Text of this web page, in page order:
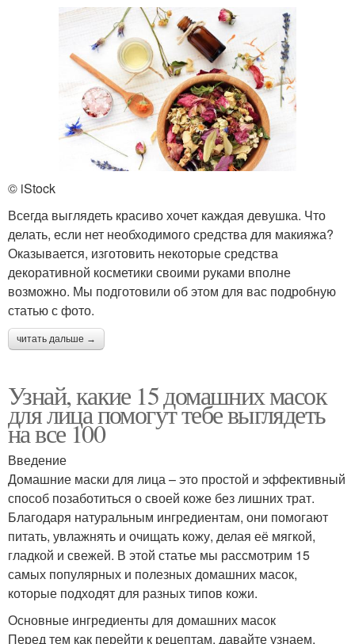
© iStock
Всегда выглядеть красиво хочет каждая девушка. Что
делать, если нет необходимого средства для макияжа?
Оказывается, изготовить некоторые средства
декоративной косметики своими руками вполне
возможно. Мы подготовили об этом для вас подробную
статью с фото.
читать дальше →
Узнай, какие 15 домашних масок
для лица помогут тебе выглядеть
на все 100
Введение
Домашние маски для лица – это простой и эффективный
способ позаботиться о своей коже без лишних трат.
Благодаря натуральным ингредиентам, они помогают
питать, увлажнять и очищать кожу, делая её мягкой,
гладкой и свежей. В этой статье мы рассмотрим 15
самых популярных и полезных домашних масок,
которые подходят для разных типов кожи.
Основные ингредиенты для домашних масок
Перед тем как перейти к рецептам, давайте узнаем,